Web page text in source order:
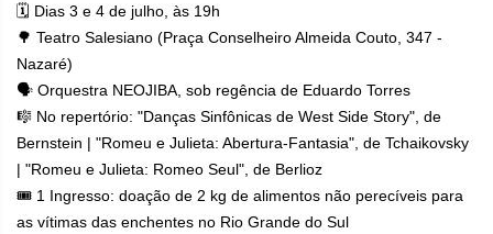
🗓 Dias 3 e 4 de julho, às 19h
🌳 Teatro Salesiano (Praça Conselheiro Almeida Couto, 347 -
Nazaré)
🗣 Orquestra NEOJIBA, sob regência de Eduardo Torres
🎼 No repertório: "Danças Sinfônicas de West Side Story", de
Bernstein | "Romeu e Julieta: Abertura-Fantasia", de Tchaikovsky
| "Romeu e Julieta: Romeo Seul", de Berlioz
🎟 1 Ingresso: doação de 2 kg de alimentos não perecíveis para
as vítimas das enchentes no Rio Grande do Sul